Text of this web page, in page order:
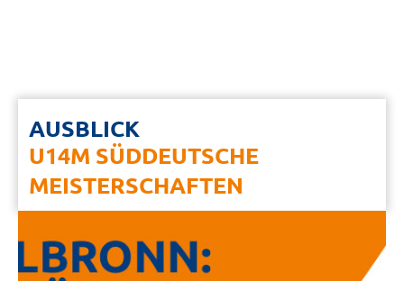
AUSBLICK
U14M SÜDDEUTSCHE
MEISTERSCHAFTEN